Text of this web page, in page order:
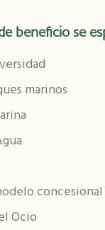
beneficio se
marinos
Ocio